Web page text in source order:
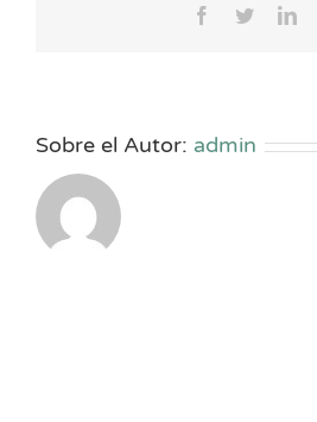
Facebook
Twitter
Sobre el Autor: admin